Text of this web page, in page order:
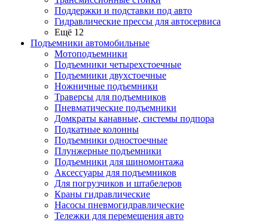
Поддержки и подставки под авто
Гидравлические прессы для автосервиса
Ещё 12
Подъемники автомобильные
Мотоподъемники
Подъемники четырехстоечные
Подъемники двухстоечные
Ножничные подъемники
Траверсы для подъемников
Пневматические подъемники
Домкраты канавные, системы подпора
Подкатные колонны
Подъемники одностоечные
Плунжерные подъемники
Подъемники для шиномонтажа
Аксессуары для подъемников
Для погрузчиков и штабелеров
Краны гидравлические
Насосы пневмогидравлические
Тележки для перемещения авто